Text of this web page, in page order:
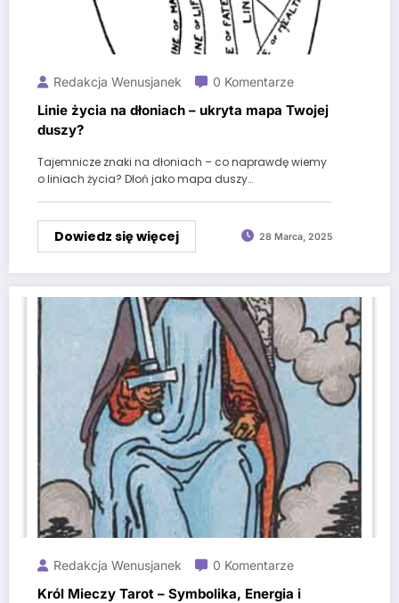
Redakcja Wenusjanek 0 Komentarze
Linie życia na dłoniach – ukryta mapa Twojej
duszy?
Tajemnicze znaki na dłoniach – co naprawdę wiemy
o liniach życia? Dłoń jako mapa duszy…
Dowiedz się więcej 28 Marca, 2025
Redakcja Wenusjanek 0 Komentarze
Król Mieczy Tarot – Symbolika, Energia i